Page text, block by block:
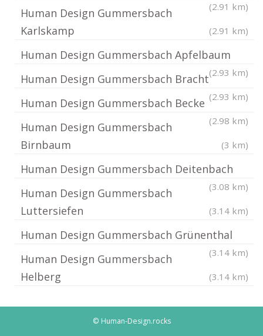
(2.91 km)
Human Design Gummersbach
Karlskamp
(2.91 km)
Human Design Gummersbach Apfelbaum
(2.93 km)
Human Design Gummersbach Bracht
(2.93 km)
Human Design Gummersbach Becke
(2.98 km)
Human Design Gummersbach
Birnbaum
(3 km)
Human Design Gummersbach Deitenbach
(3.08 km)
Human Design Gummersbach
Luttersiefen
(3.14 km)
Human Design Gummersbach Grünenthal
(3.14 km)
Human Design Gummersbach
Helberg
(3.14 km)
© Human-Design.rocks